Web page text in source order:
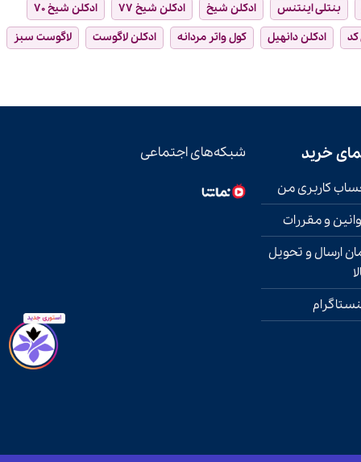
بنتلی اینتنس ادکلن شیخ ادکلن شیخ ۷۷
ادکلن شیخ ۷۰
کد ادکلن دانهیل کول واتر مردانه ادکلن لاگوست
لاگوست سبز
خرید
کاربری من
و مقررات
ارسال و تحویل
شبکه‌های اجتماعی